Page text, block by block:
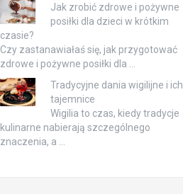
Jak zrobić zdrowe i pożywne
posiłki dla dzieci w krótkim
czasie?
Czy zastanawiałaś się, jak przygotować
zdrowe i pożywne posiłki dla …
Tradycyjne dania wigilijne i ich
tajemnice
Wigilia to czas, kiedy tradycje
kulinarne nabierają szczególnego
znaczenia, a …